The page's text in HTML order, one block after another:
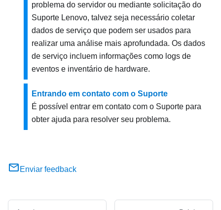
problema do servidor ou mediante solicitação do
Suporte Lenovo, talvez seja necessário coletar
dados de serviço que podem ser usados para
realizar uma análise mais aprofundada. Os dados
de serviço incluem informações como logs de
eventos e inventário de hardware.
Entrando em contato com o Suporte
É possível entrar em contato com o Suporte para
obter ajuda para resolver seu problema.
Enviar feedback